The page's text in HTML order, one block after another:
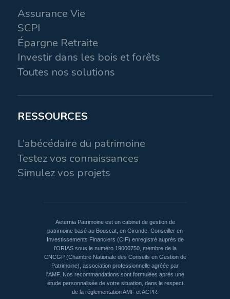
Assurance Vie
SCPI
Épargne Retraite
Investir dans les bois et forêts
Toutes nos solutions
RESSOURCES
L’abécédaire du patrimoine
Testez vos connaissances
Simulez vos projets
Aeternia Patrimoine est un cabinet de gestion de
patrimoine basé au Bouscat, en Gironde. Conseiller en
Investissements Financiers (CIF) enregistré auprès de
l'ORIAS sous le numéro 19000750, membre de la
CNCGP (Chambre Nationale des Conseils en Gestion de
Patrimoine), association professionnelle agréée par
l'AMF. Nos recommandations sont formulées après une
étude personnalisée de votre situation, dans le respect
de la réglementation AMF et ACPR.